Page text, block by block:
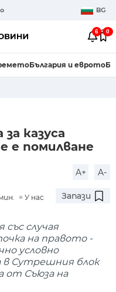
BG
6 0
България и еврото
казуса
е помилване
A+ A-
У нас Запази
случая
на правото -
условно
в Сутрешния блок
от Съюза на